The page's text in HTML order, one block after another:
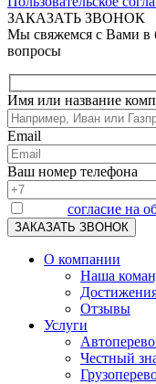
ЗАКАЗАТЬ ЗВОНОК
Мы свяжемся с Вами в
вопросы
Имя или название
Email
Ваш номер телефона
согласие на
О компании
Наша
Отзывы
Услуги
Честный